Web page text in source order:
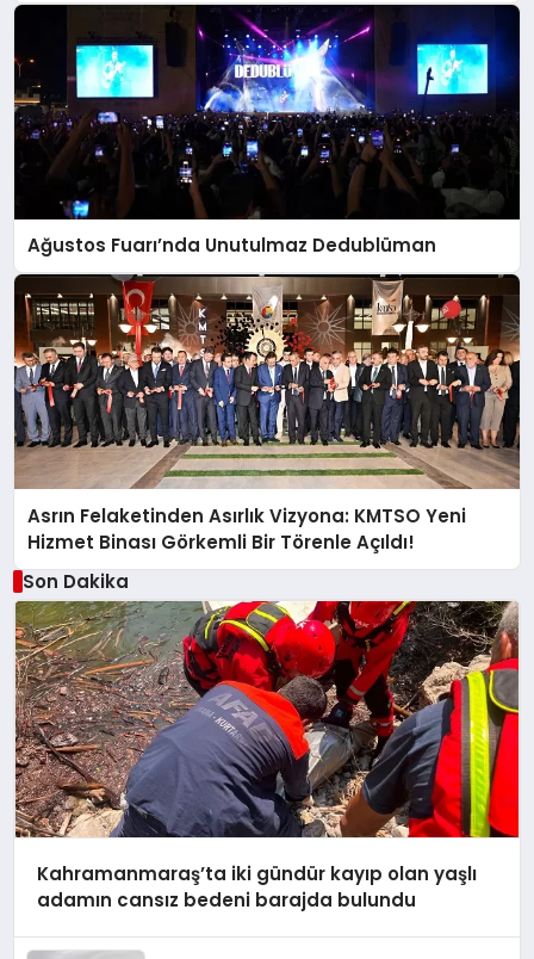
Ağustos Fuarı’nda Unutulmaz Dedublüman
Asrın Felaketinden Asırlık Vizyona: KMTSO Yeni
Hizmet Binası Görkemli Bir Törenle Açıldı!
Son Dakika
Kahramanmaraş’ta iki gündür kayıp olan yaşlı
adamın cansız bedeni barajda bulundu